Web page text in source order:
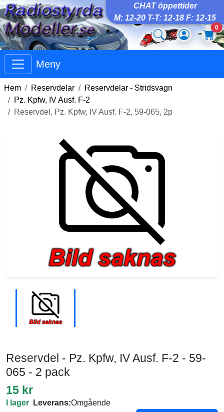
CHAT öppettider
M: 12-20 T-T: 12-18 F: 12-15
0
Meny
Hem Reservdelar
Reservdelar - Stridsvagn
Pz. Kpfw, IV Ausf. F-2
Reservdel, Pz. Kpfw, IV Ausf. F-2, 59-065, 2p
Reservdel - Pz. Kpfw, IV Ausf. F-2 - 59-
065 - 2 pack
15 kr
I lager Leverans:Omgående